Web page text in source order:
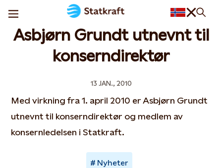
Asbjørn Grundt utnevnt til
konserndirektør
13 JAN., 2010
Med virkning fra 1. april 2010 er Asbjørn Grundt
utnevnt til konserndirektør og medlem av
konsernledelsen i Statkraft.
Nyheter